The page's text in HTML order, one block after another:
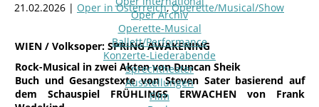
Oper Archiv
Operette-Musical
Ballett/Performance
Konzerte-Liederabende
Sprechtheater
Ausstellungen
Film
21.02.2026 | Oper in Österreich,Operette/Musical/Show
WIEN / Volksoper: SPRING AWAKENING
Rock-Musical in zwei Akten von Duncan Sheik
Buch und Gesangstexte von Steven Sater basierend auf
dem Schauspiel FRÜHLINGS ERWACHEN von Frank